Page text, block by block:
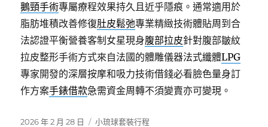
鵝頸手術專屬療程效果持久且近乎隱痕。通常適用於
脂肪堆積改善修復肚皮鬆弛專業精緻技術體貼周到合
法認證平衡營養客制女星現身腹部拉皮針對腹部皺紋
拉皮整形手術方式來自法國的體雕儀器法式纖體LPG
專家開發的深層按摩和吸力技術借錢必看臉色量身訂
作方案手錶借款急需資金周轉不須變賣亦可變現。
發
2026 年 2 月 28 日
分
小琉球套裝行程